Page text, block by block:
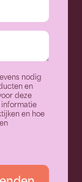
nodig
en
deze
informatie
en hoe